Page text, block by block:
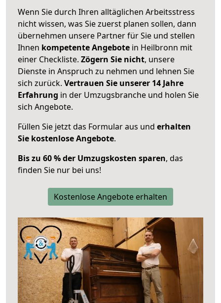
Wenn Sie durch Ihren alltäglichen Arbeitsstress
nicht wissen, was Sie zuerst planen sollen, dann
übernehmen unsere Partner für Sie und stellen
Ihnen kompetente Angebote in Heilbronn mit
einer Checkliste. Zögern Sie nicht, unsere
Dienste in Anspruch zu nehmen und lehnen Sie
sich zurück. Vertrauen Sie unserer 14 Jahre
Erfahrung in der Umzugsbranche und holen Sie
sich Angebote.
Füllen Sie jetzt das Formular aus und erhalten
Sie kostenlose Angebote.
Bis zu 60 % der Umzugskosten sparen, das
finden Sie nur bei uns!
Kostenlose Angebote erhalten